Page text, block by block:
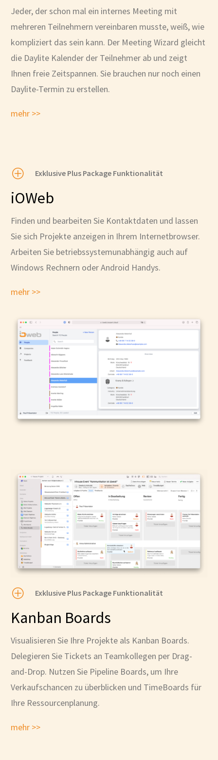
Jeder, der schon mal ein internes Meeting mit
mehreren Teilnehmern vereinbaren musste, weiß, wie
kompliziert das sein kann. Der Meeting Wizard gleicht
die Daylite Kalender der Teilnehmer ab und zeigt
Ihnen freie Zeitspannen. Sie brauchen nur noch einen
Daylite-Termin zu erstellen.
mehr >>
P Exklusive Plus Package Funktionalität
iOWeb
Finden und bearbeiten Sie Kontaktdaten und lassen
Sie sich Projekte anzeigen in Ihrem Internetbrowser.
Arbeiten Sie betriebssystemunabhängig auch auf
Windows Rechnern oder Android Handys.
mehr >>
P Exklusive Plus Package Funktionalität
Kanban Boards
Visualisieren Sie Ihre Projekte als Kanban Boards.
Delegieren Sie Tickets an Teamkollegen per Drag-
and-Drop. Nutzen Sie Pipeline Boards, um Ihre
Verkaufschancen zu überblicken und TimeBoards für
Ihre Ressourcenplanung.
mehr >>